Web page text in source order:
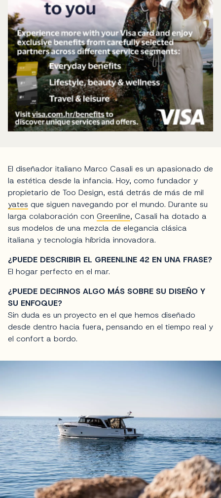
El diseñador italiano Marco Casali es un apasionado de
la estética desde la infancia. Hoy, como fundador y
propietario de Too Design, está detrás de más de mil
yates que siguen navegando por el mundo. Durante su
larga colaboración con Greenline, Casali ha dotado a
sus modelos de una mezcla de elegancia clásica
italiana y tecnología híbrida innovadora.
¿PUEDE DESCRIBIR EL GREENLINE 42 EN UNA FRASE?
El hogar perfecto en el mar.
¿PUEDE DECIRNOS ALGO MÁS SOBRE SU DISEÑO Y
SU ENFOQUE?
Sin duda es un proyecto en el que hemos diseñado
desde dentro hacia fuera, pensando en el tiempo real y
el confort a bordo.